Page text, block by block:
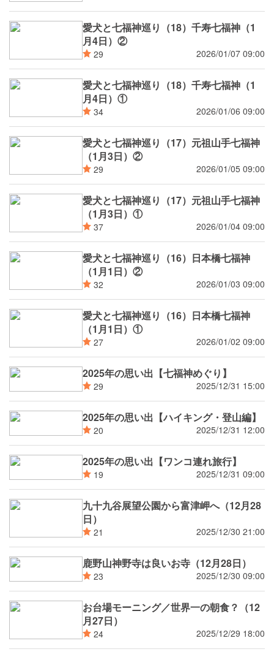
愛犬と七福神巡り（18）千寿七福神（1
月4日）②
29 2026/01/07 09:00
愛犬と七福神巡り（18）千寿七福神（1
月4日）①
34 2026/01/06 09:00
愛犬と七福神巡り（17）元祖山手七福神
（1月3日）②
29 2026/01/05 09:00
愛犬と七福神巡り（17）元祖山手七福神
（1月3日）①
37 2026/01/04 09:00
愛犬と七福神巡り（16）日本橋七福神
（1月1日）②
32 2026/01/03 09:00
愛犬と七福神巡り（16）日本橋七福神
（1月1日）①
27 2026/01/02 09:00
2025年の思い出【七福神めぐり】
29 2025/12/31 15:00
2025年の思い出【ハイキング・登山編】
20 2025/12/31 12:00
2025年の思い出【ワンコ連れ旅行】
19 2025/12/31 09:00
九十九谷展望公園から富津岬へ（12月28
日）
21 2025/12/30 21:00
鹿野山神野寺は良いお寺（12月28日）
23 2025/12/30 09:00
お台場モーニング／世界一の朝食？（12
月27日）
24 2025/12/29 18:00